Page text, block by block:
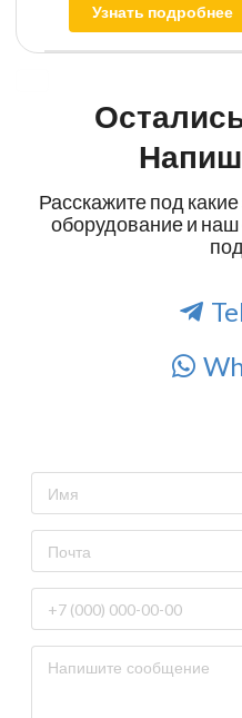
Узнать подробнее
Расскажите под
оборудование и